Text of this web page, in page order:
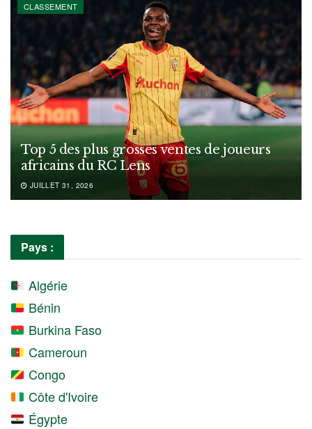
CLASSEMENT
Top 5 des plus grosses ventes de joueurs
africains du RC Lens
JUILLET 31, 2026
Pays :
Algérie
Bénin
Burkina Faso
Cameroun
Congo
Côte d'Ivoire
Égypte